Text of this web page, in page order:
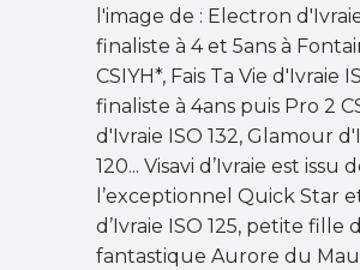
l'image de : Electron
finaliste à 4 et 5ans à
CSIYH*, Fais Ta Vie d'Ivraie
finaliste à 4ans puis Pro 2
d'Ivraie ISO 132, Glamour
120... Visavi d’Ivraie est issu
l’exceptionnel Quick Star
d’Ivraie ISO 125, petite fille
fantastique Aurore du